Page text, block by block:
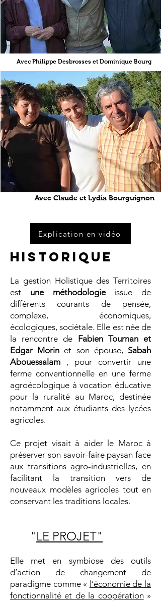
Avec Philippe Desbrosses et Dominique Bourg
Avec Claude et Lydia Bourguignon
Explication en vidéo
Historique
La gestion Holistique des Territoires
est une méthodologieissue de
différents courants de pensée,
complexe, économiques,
écologiques, sociétale. Elle est née de
la rencontre de Fabien Tournan et
Edgar Morin et son épouse, Sabah
Abouessalam , pour convertir une
ferme conventionnelle en une ferme
agroécologique à vocation éducative
pour la ruralité au Maroc, destinée
notamment aux étudiants des lycées
agricoles.
Ce projet visait à aider le Maroc à
préserver son savoir-faire paysan face
aux transitions agro-industrielles, en
facilitant la transition vers de
nouveaux modèles agricoles tout en
conservant les traditions locales.
"LE PROJET"
Elle met en symbiose des outils
d’action de changement de
paradigme comme « l’économie de la
fonctionnalité et de la coopération»